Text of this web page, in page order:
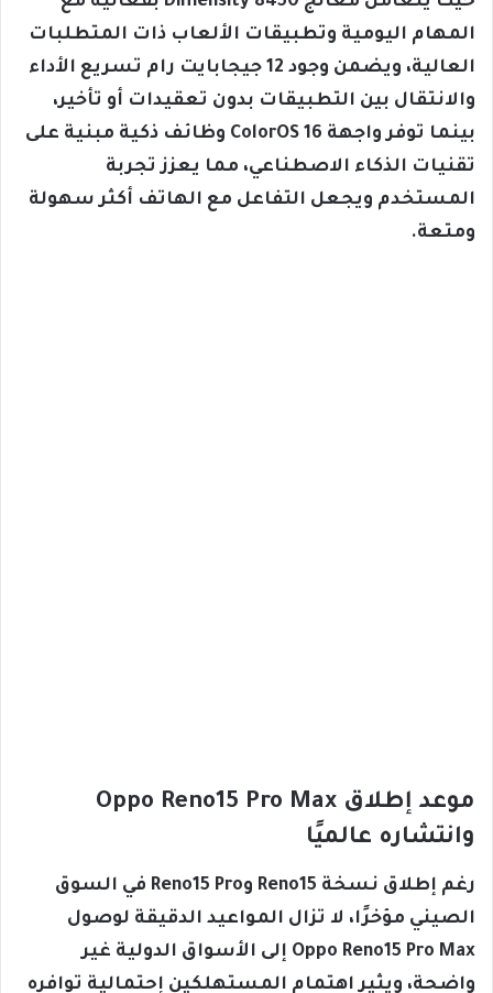
المهام اليومية وتطبيقات الألعاب ذات المتطلبات
العالية، ويضمن وجود 12 جيجابايت رام تسريع الأداء
والانتقال بين التطبيقات بدون تعقيدات أو تأخير،
بينما توفر واجهة ColorOS 16 وظائف ذكية مبنية على
تقنيات الذكاء الاصطناعي، مما يعزز تجربة
المستخدم ويجعل التفاعل مع الهاتف أكثر سهولة
ومتعة.
موعد إطلاق Oppo Reno15 Pro Max
وانتشاره عالميًا
رغم إطلاق نسخة Reno15 وReno15 Pro في السوق
الصيني مؤخرًا، لا تزال المواعيد الدقيقة لوصول
Oppo Reno15 Pro Max إلى الأسواق الدولية غير
واضحة، ويثير اهتمام المستهلكين إحتمالية توافره